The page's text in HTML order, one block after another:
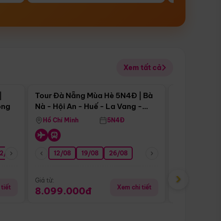
Xem tất cả
08 26/08 05/09 09/09 12/09
tiết
Điểm nổi bật
Tour Đà Nẵng Mùa Hè 5N4Đ | Bà
Nà - Hội An - Huế - La Vang -
Động Thiên Đường
Hồ Chí Minh 5N4Đ
12/08 19/08 26/08
Giá từ:
8.099.000đ Xem chi tiết
Giá từ:
›